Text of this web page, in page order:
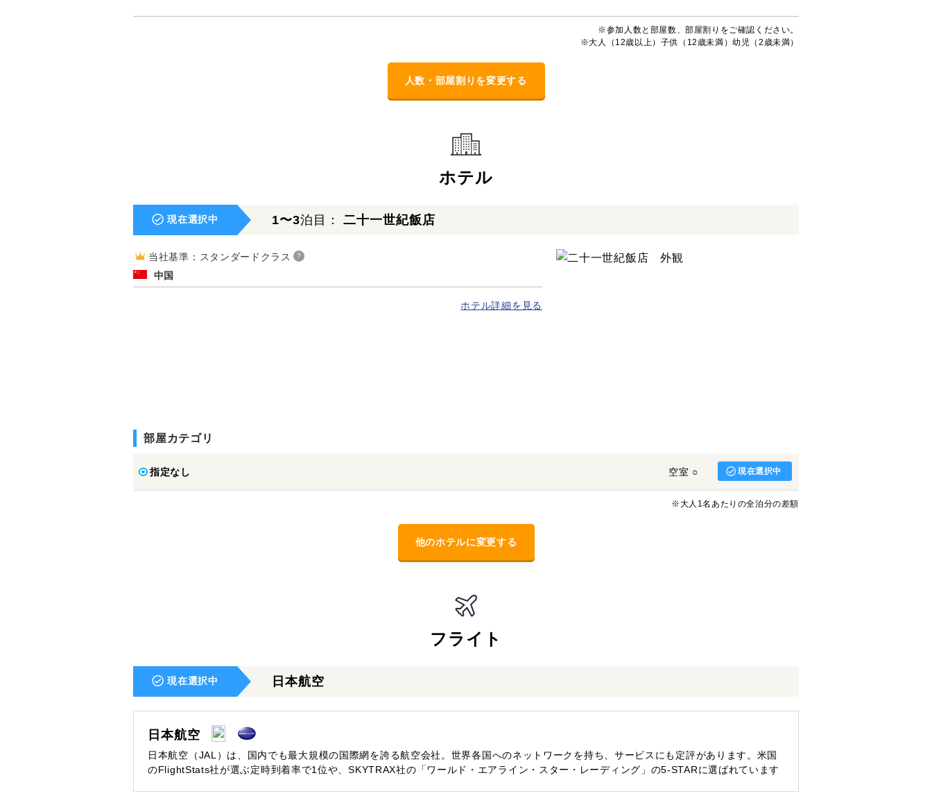
※参加人数と部屋数、部屋割りをご確認ください。
※大人（12歳以上）子供（12歳未満）幼児（2歳未満）
人数・部屋割りを変更する
ホテル
現在選択中 1〜3泊目：二十一世紀飯店
当社基準：スタンダードクラス ?
中国
ホテル詳細を見る
部屋カテゴリ
指定なし 空室 ○ 現在選択中
※大人1名あたりの全泊分の差額
他のホテルに変更する
フライト
現在選択中 日本航空
日本航空
日本航空（JAL）は、国内でも最大規模の国際網を誇る航空会社。世界各国へのネットワークを持ち、サービスにも定評があります。米国
のFlightStats社が選ぶ定時到着率で1位や、SKYTRAX社の「ワールド・エアライン・スター・レーディング」の5-STARに選ばれています